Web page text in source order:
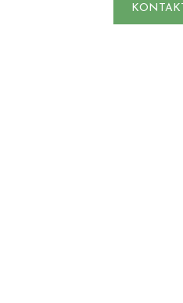
KONTAKT